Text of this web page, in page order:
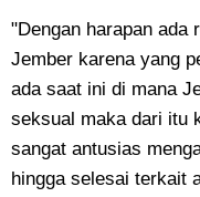
"Dengan harapan ada
Jember karena yang
ada saat ini di mana
seksual maka dari itu
sangat antusias
hingga selesai terkait